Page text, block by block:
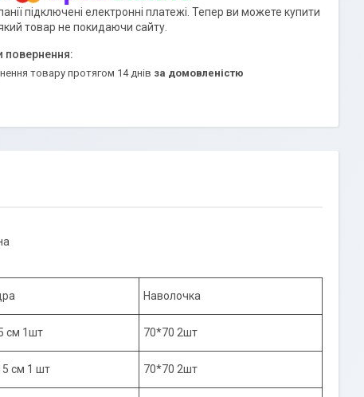
підключені електронні платежі. Тепер ви можете купити
товар не покидаючи сайту.
товару протягом 14 днів за домовленістю
Наволочка
см 1шт 70*70 2шт
см 1 шт 70*70 2шт